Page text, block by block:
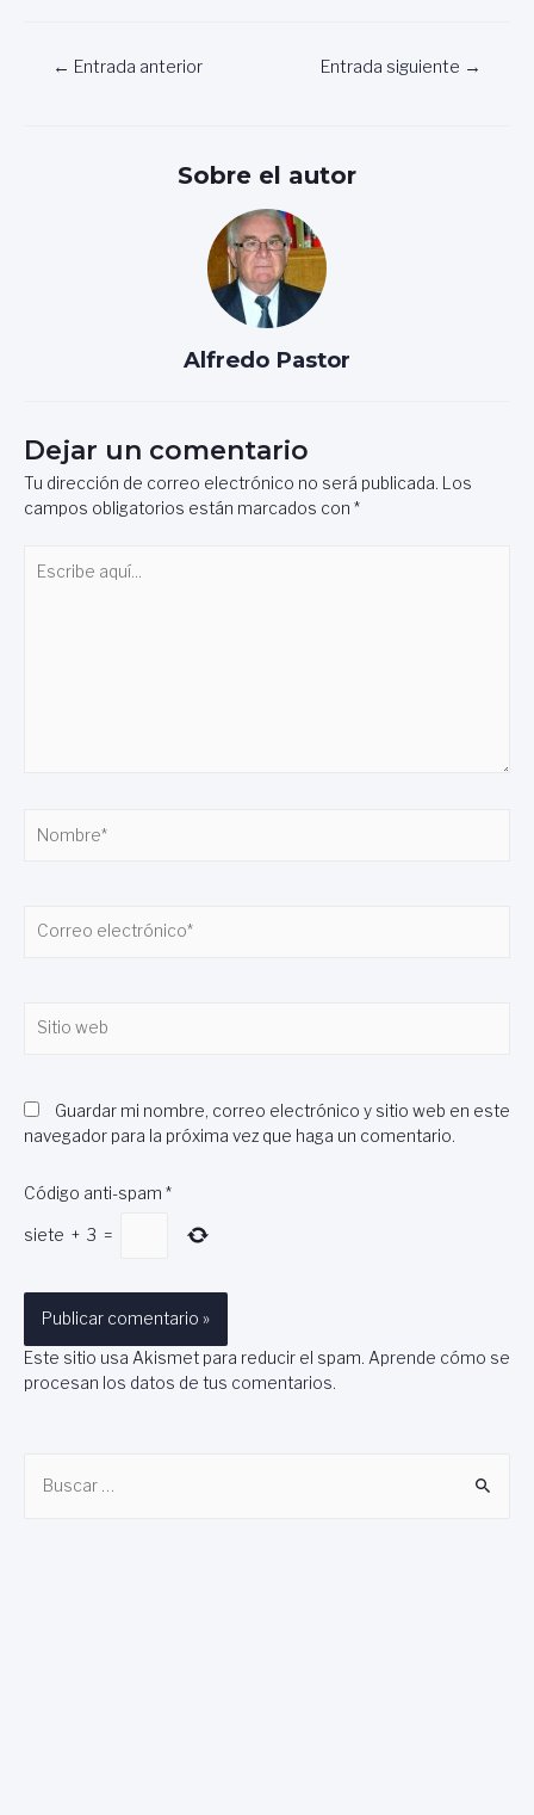
Navegación
← Entrada anterior Entrada siguiente →
Sobre el autor
Alfredo Pastor
Dejar un comentario
Tu dirección de correo electrónico no será publicada. Los
campos obligatorios están marcados con *
aquí...
electrónico*
web
Guardar mi nombre, correo electrónico y sitio web en este
navegador para la próxima vez que haga un comentario.
Código anti-spam *
siete + 3 =
Este sitio usa Akismet para reducir el spam. Aprende cómo se
procesan los datos de tus comentarios.